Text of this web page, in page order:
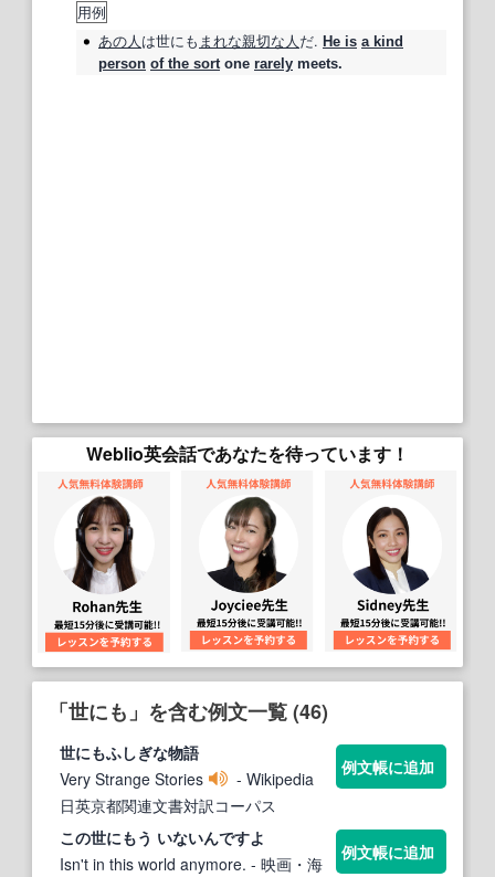
用例
あの人は世にも まれな親切な人だ. He is a kind
person of the sort one rarely meets.
Weblio英会話であなたを待っています！
「世にも」を含む例文一覧 (46)
世にもふしぎな物語
Very Strange Stories
- Wikipedia
日英京都関連文書対訳コーパス
例文帳に追加
この世にもう いないんですよ
Isn't in this world anymore. - 映画・海
例文帳に追加